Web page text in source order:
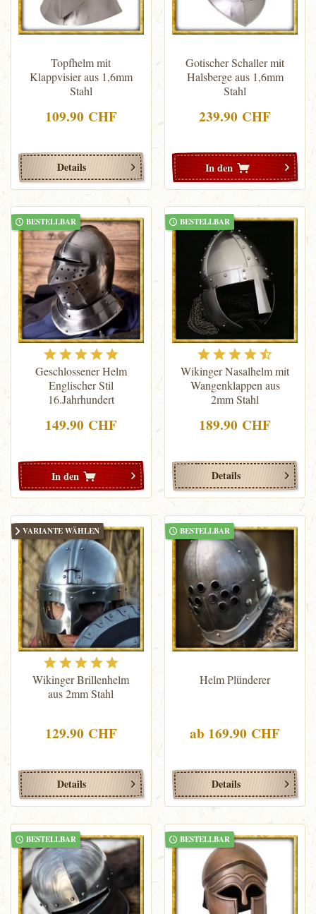
Topfhelm mit
Klappvisier aus 1,6mm
Stahl
109.90 CHF
Details
Gotischer Schaller mit
Halsberge aus 1,6mm
Stahl
239.90 CHF
In den
BESTELLBAR
Geschlossener Helm
Englischer Stil
16.Jahrhundert
149.90 CHF
In den
BESTELLBAR
Wikinger Nasalhelm mit
Wangenklappen aus
2mm Stahl
189.90 CHF
Details
VARIANTE WÄHLEN
Wikinger Brillenhelm
aus 2mm Stahl
129.90 CHF
Details
BESTELLBAR
Helm Plünderer
ab 169.90 CHF
Details
BESTELLBAR BESTELLBAR